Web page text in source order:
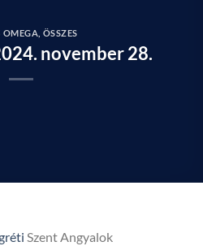
OMEGA ÖSSZES
november 28.
Szent Angyalok